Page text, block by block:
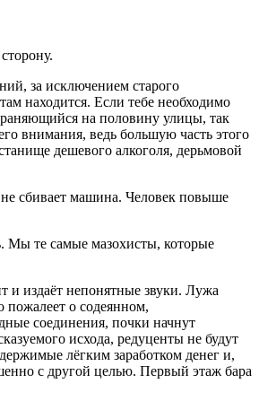
за исключением старого
находится. Если тебе необходимо
на половину улицы, так
внимания, ведь большую часть этого
дешевого алкоголя, дерьмовой
не сбивает машина. Человек повыше
Мы те самые мазохисты, которые
и издаёт непонятные звуки. Лужа
пожалеет о содеянном,
соединения, почки начнут
исхода, редуценты не будут
лёгким заработком денег и,
с другой целью. Первый этаж бара